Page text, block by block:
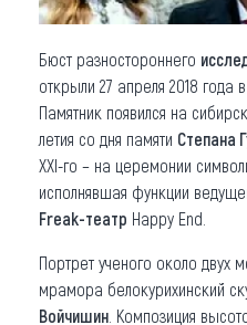
Бюст разностороннего
открыли 27 апреля 2018 года
Памятник появился на
летия со дня памяти Степана
XXI-го – на церемонии
исполнявшая функции
Freak-театр Happy End.
Портрет ученого около двух
мрамора белокурихинский
Войчишин . Композиция